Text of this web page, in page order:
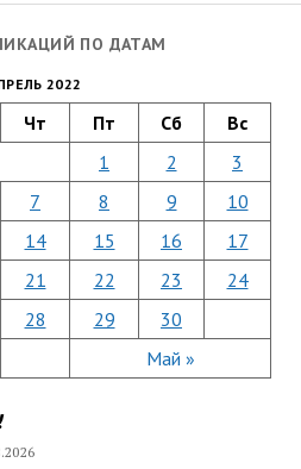
ПО ДАТАМ
2022
Чт Пт Сб Вс
Май »
1 2
3
7 8 9
10
14 15 16
17
21 22 23
24
28 29 30